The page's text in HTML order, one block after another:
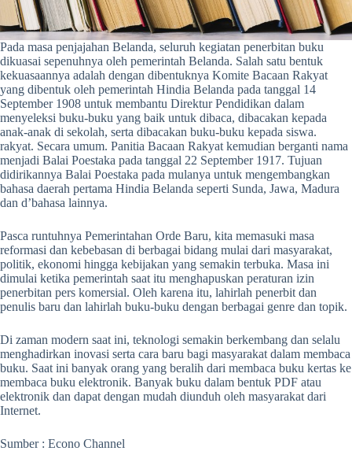
Pada masa penjajahan Belanda, seluruh kegiatan penerbitan buku
dikuasai sepenuhnya oleh pemerintah Belanda. Salah satu bentuk
kekuasaannya adalah dengan dibentuknya Komite Bacaan Rakyat
yang dibentuk oleh pemerintah Hindia Belanda pada tanggal 14
September 1908 untuk membantu Direktur Pendidikan dalam
menyeleksi buku-buku yang baik untuk dibaca, dibacakan kepada
anak-anak di sekolah, serta dibacakan buku-buku kepada siswa.
rakyat. Secara umum. Panitia Bacaan Rakyat kemudian berganti nama
menjadi Balai Poestaka pada tanggal 22 September 1917. Tujuan
didirikannya Balai Poestaka pada mulanya untuk mengembangkan
bahasa daerah pertama Hindia Belanda seperti Sunda, Jawa, Madura
dan d’bahasa lainnya.
Pasca runtuhnya Pemerintahan Orde Baru, kita memasuki masa
reformasi dan kebebasan di berbagai bidang mulai dari masyarakat,
politik, ekonomi hingga kebijakan yang semakin terbuka. Masa ini
dimulai ketika pemerintah saat itu menghapuskan peraturan izin
penerbitan pers komersial. Oleh karena itu, lahirlah penerbit dan
penulis baru dan lahirlah buku-buku dengan berbagai genre dan topik.
Di zaman modern saat ini, teknologi semakin berkembang dan selalu
menghadirkan inovasi serta cara baru bagi masyarakat dalam membaca
buku. Saat ini banyak orang yang beralih dari membaca buku kertas ke
membaca buku elektronik. Banyak buku dalam bentuk PDF atau
elektronik dan dapat dengan mudah diunduh oleh masyarakat dari
Internet.
Sumber : Econo Channel